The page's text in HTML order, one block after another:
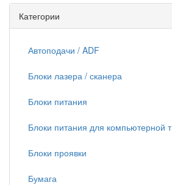
Категории
Автоподачи / ADF
Блоки лазера / сканера
Блоки питания
Блоки питания для компьютерной т
Блоки проявки
Бумага